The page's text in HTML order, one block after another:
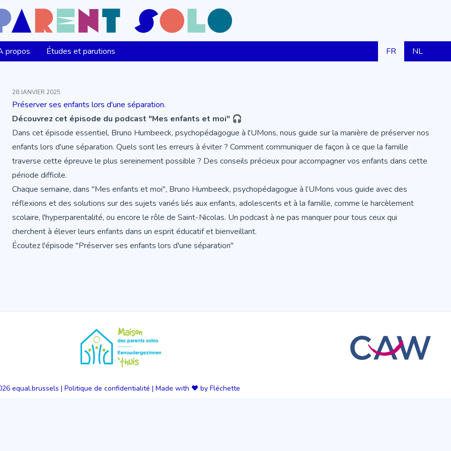
propos Études et parutions FR NL
28 JANVIER 2025
Préserver ses enfants lors d'une séparation.
Découvrez cet épisode du podcast "Mes enfants et moi" 🎧
Dans cet épisode essentiel, Bruno Humbeeck, psychopédagogue à l'UMons, nous guide sur la manière de préserver nos
enfants lors d'une séparation. Quels sont les erreurs à éviter ? Comment communiquer de façon à ce que la famille
traverse cette épreuve le plus sereinement possible ? Des conseils précieux pour accompagner vos enfants dans cette
période difficile.
Chaque semaine, dans "Mes enfants et moi", Bruno Humbeeck, psychopédagogue à l’UMons vous guide avec des
réflexions et des solutions sur des sujets variés liés aux enfants, adolescents et à la famille, comme le harcèlement
scolaire, l'hyperparentalité, ou encore le rôle de Saint-Nicolas. Un podcast à ne pas manquer pour tous ceux qui
cherchent à élever leurs enfants dans un esprit éducatif et bienveillant.
Écoutez l'épisode "Préserver ses enfants lors d'une séparation"
equal.brussels | Politique de confidentialité | Made with ❤️ by Fléchette